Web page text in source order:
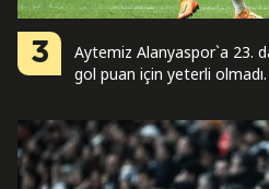
3
Aytemiz Alanyaspor`a 23.
gol puan için yeterli olmadı.